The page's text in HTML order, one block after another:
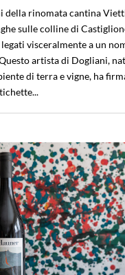
della rinomata cantina
sulle colline di
visceralmente a un
artista di Dogliani,
di terra e vigne, ha